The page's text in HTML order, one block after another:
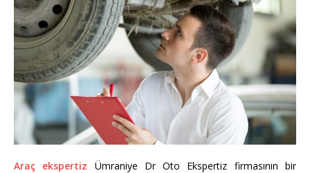
Araç ekspertiz Ümraniye Dr Oto Ekspertiz firmasının bir